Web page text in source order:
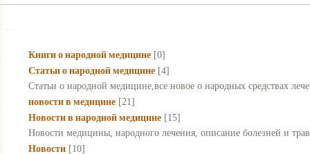
Книги о народной медицине [0]
Статьи о народной медицине [4]
Статьи о народной медицине,все новое о народных средствах
новости в медицине [21]
Новости в народной медицине [15]
Новости медицины, народного лечения, описание болезней и
Новости [10]